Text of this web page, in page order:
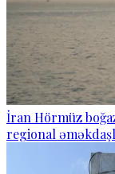
İran Hörmüz
regional